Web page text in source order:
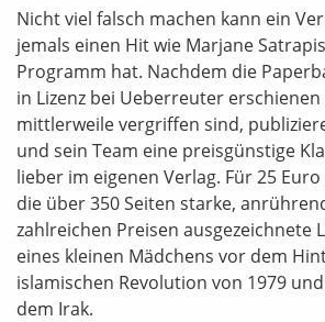
Nicht viel falsch machen kann ein
jemals einen Hit wie Marjane Satrapis
Programm hat. Nachdem die
in Lizenz bei Ueberreuter erschienen
mittlerweile vergriffen sind,
und sein Team eine preisgünstige
lieber im eigenen Verlag. Für 25
die über 350 Seiten starke,
zahlreichen Preisen ausgezeichnete
eines kleinen Mädchens vor dem
islamischen Revolution von 1979
dem Irak.